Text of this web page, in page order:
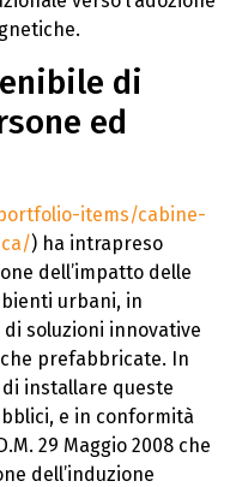
di
ed
items/cabine-
) ha intrapreso
dell’impatto delle
urbani, in
soluzioni innovative
prefabbricate. In
installare queste
e in conformità
29 Maggio 2008 che
dell’induzione